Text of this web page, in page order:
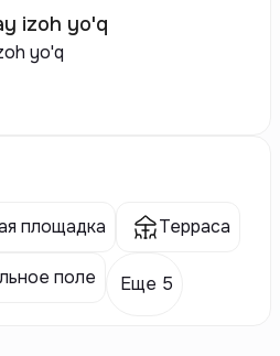
izoh yo'q
yo'q
площадка Терраса
поле Еще 5